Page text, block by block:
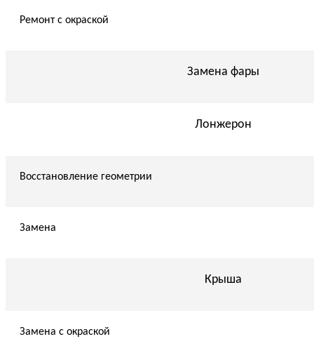
Ремонт с окраской
Замена фары
Лонжерон
Восстановление геометрии
Замена
Крыша
Замена с окраской